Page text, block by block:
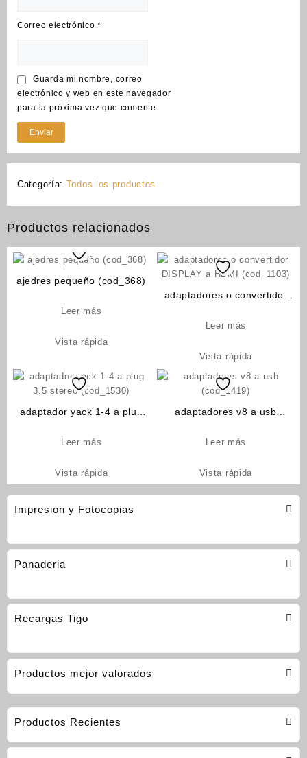
Impresion y Fotocopias
Panaderia
Recargas Tigo
Productos mejor valorados
Correo electrónico*
Guarda mi nombre, correo
electrónico y web en este navegador
para la próxima vez que comente.
Categoría: Todos los productos
Productos relacionados
ajedres pequeño (cod_368)
Leer más
Vista rápida
adaptadores o convertidor
Leer más
Vista rápida
adaptador yack 1-4 a plug
Leer más
Vista rápida
adaptadores v8 a usb
Leer más
Vista rápida
Productos Recientes